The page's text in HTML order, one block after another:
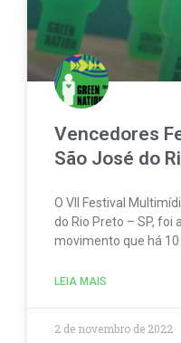
Vencedores
São José do
O VII Festival
do Rio Preto – SP, foi
movimento que há
LEIA MAIS
2 de novembro de 2022